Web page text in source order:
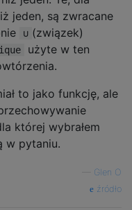
jeden, są zwracane
∪ (związek)
użyte w ten
to jako funkcję, ale
której wybrałem
w pytaniu.
Glen O
źródło